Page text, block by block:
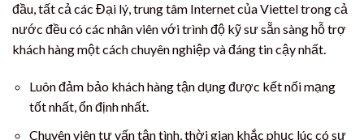
đầu, tất cả các Đại lý, trung tâm Internet của Viettel trong cả
nước đều có các nhân viên với trình độ kỹ sư sẵn sàng hỗ trợ
khách hàng một cách chuyên nghiệp và đáng tin cậy nhất.
Luôn đảm bảo khách hàng tận dụng được kết nối mạng
tốt nhất, ổn định nhất.
Chuyên viên tư vấn tận tình, thời gian khắc phục lúc có sự